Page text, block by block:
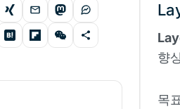
향
목